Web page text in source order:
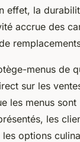
effet, la
accrue des
menus de
sur les
les menus sont
les
options